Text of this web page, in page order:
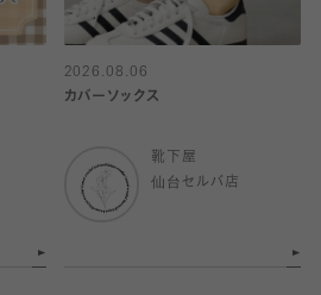
2026.08.06
カバーソックス
靴下屋
仙台セルバ店